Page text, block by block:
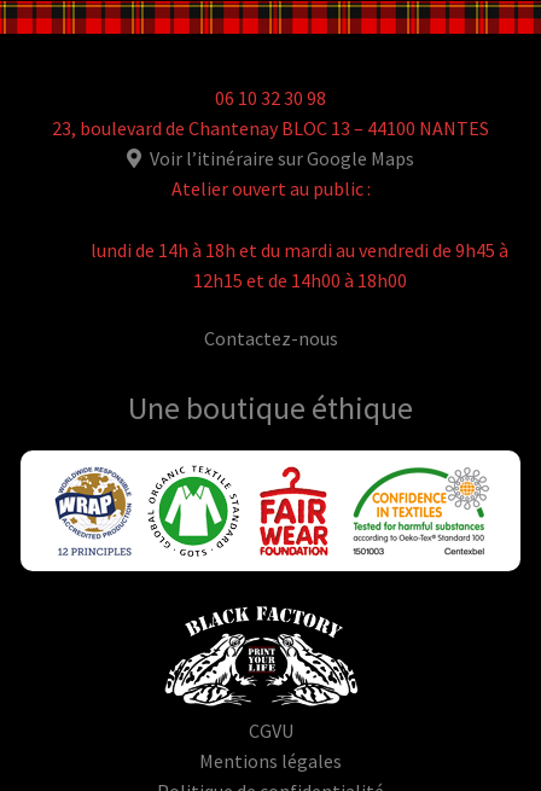
06 10 32 30 98
23, boulevard de Chantenay BLOC 13 – 44100 NANTES
Voir l’itinéraire sur Google Maps
Atelier ouvert au public :
lundi de 14h à 18h et du mardi au vendredi de 9h45 à
12h15 et de 14h00 à 18h00
Contactez-nous
Une boutique éthique
CGVU
Mentions légales